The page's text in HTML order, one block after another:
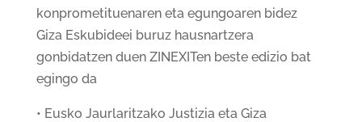
konprometituenaren eta egungoaren bidez
Giza Eskubideei buruz hausnartzera
gonbidatzen duen ZINEXITen beste edizio bat
egingo da
• Eusko Jaurlaritzako Justizia eta Giza